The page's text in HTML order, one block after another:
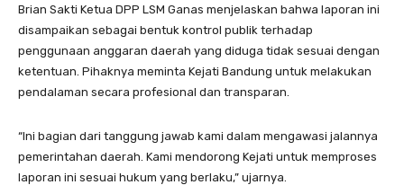
Brian Sakti Ketua DPP LSM Ganas menjelaskan bahwa laporan ini
disampaikan sebagai bentuk kontrol publik terhadap
penggunaan anggaran daerah yang diduga tidak sesuai dengan
ketentuan. Pihaknya meminta Kejati Bandung untuk melakukan
pendalaman secara profesional dan transparan.
“Ini bagian dari tanggung jawab kami dalam mengawasi jalannya
pemerintahan daerah. Kami mendorong Kejati untuk memproses
laporan ini sesuai hukum yang berlaku,” ujarnya.